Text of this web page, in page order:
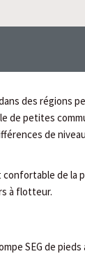
des régions
de petites
de
de la
à flotteur.
SEG de pieds